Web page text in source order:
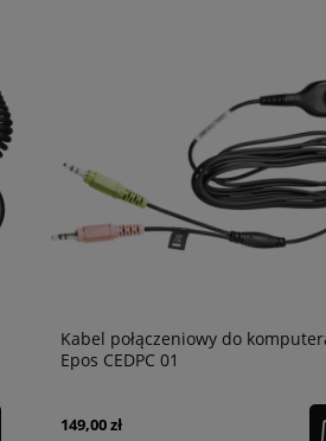
Kabel połączeniowy do
Epos CEDPC 01
149,00 zł